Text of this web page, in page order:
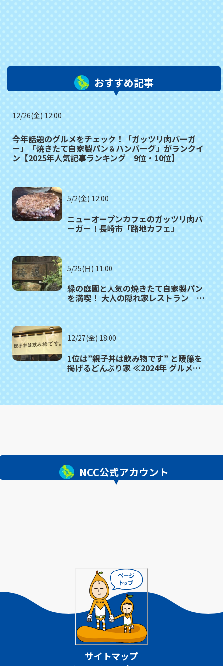
おすすめ記事
12/26(金) 12:00
今年話題のグルメをチェック！「ガッツリ肉バーガ
ー」「焼きたて自家製パン＆ハンバーグ」がランクイ
ン【2025年人気記事ランキング 9位・10位】
5/2(金) 12:00
ニューオープンカフェのガッツリ肉バ
ーガー！長崎市「路地カフェ」
5/25(日) 11:00
緑の庭園と人気の焼きたて自家製パン
を満喫！ 大人の隠れ家レストラン 諫
12/27(金) 18:00
1位は”親子丼は飲み物です” と暖簾を
掲げるどんぶり家 ≪2024年 グルメ記
NCC公式アカウント
サイトマップ